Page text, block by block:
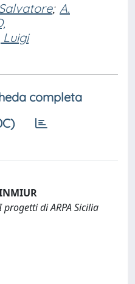
; A.
Luigi
completa
di ARPA Sicilia